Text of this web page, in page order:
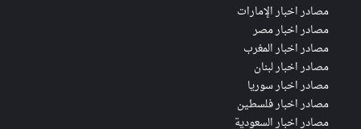
مصادر اخبار الإمارات
مصادر اخبار مصر
مصادر اخبار المغرب
مصادر اخبار لبنان
مصادر اخبار سوريا
مصادر اخبار فلسطين
مصادر اخبار السعودية